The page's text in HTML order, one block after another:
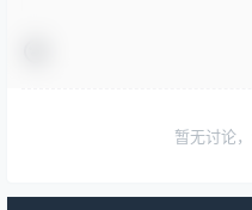
暂无讨论